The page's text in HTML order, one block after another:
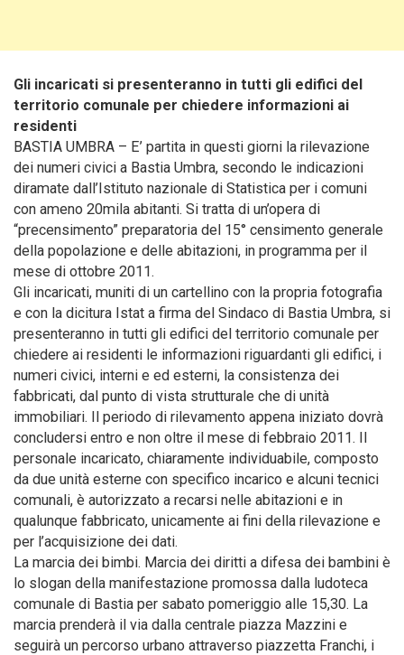
Gli incaricati si presenteranno in tutti gli edifici del
territorio comunale per chiedere informazioni ai
residenti
BASTIA UMBRA – E’ partita in questi giorni la rilevazione
dei numeri civici a Bastia Umbra, secondo le indicazioni
diramate dall’Istituto nazionale di Statistica per i comuni
con ameno 20mila abitanti. Si tratta di un’opera di
“precensimento” preparatoria del 15° censimento generale
della popolazione e delle abitazioni, in programma per il
mese di ottobre 2011.
Gli incaricati, muniti di un cartellino con la propria fotografia
e con la dicitura Istat a firma del Sindaco di Bastia Umbra, si
presenteranno in tutti gli edifici del territorio comunale per
chiedere ai residenti le informazioni riguardanti gli edifici, i
numeri civici, interni e ed esterni, la consistenza dei
fabbricati, dal punto di vista strutturale che di unità
immobiliari. Il periodo di rilevamento appena iniziato dovrà
concludersi entro e non oltre il mese di febbraio 2011. Il
personale incaricato, chiaramente individuabile, composto
da due unità esterne con specifico incarico e alcuni tecnici
comunali, è autorizzato a recarsi nelle abitazioni e in
qualunque fabbricato, unicamente ai fini della rilevazione e
per l’acquisizione dei dati.
La marcia dei bimbi. Marcia dei diritti a difesa dei bambini è
lo slogan della manifestazione promossa dalla ludoteca
comunale di Bastia per sabato pomeriggio alle 15,30. La
marcia prenderà il via dalla centrale piazza Mazzini e
seguirà un percorso urbano attraverso piazzetta Franchi, i